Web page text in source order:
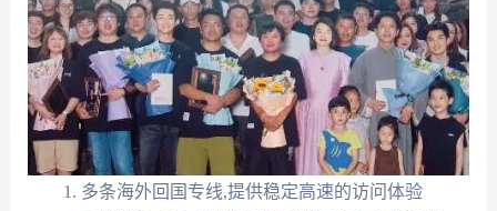
多条海外回国专线,提供稳定高速的访问体验